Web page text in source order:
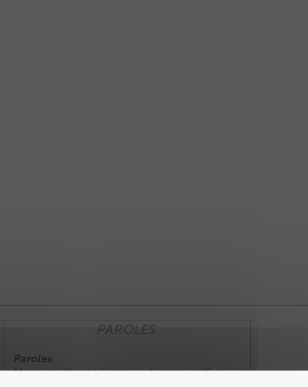
PAROLES
Paroles
Moulins, ville et périphérie, bimestriel (6